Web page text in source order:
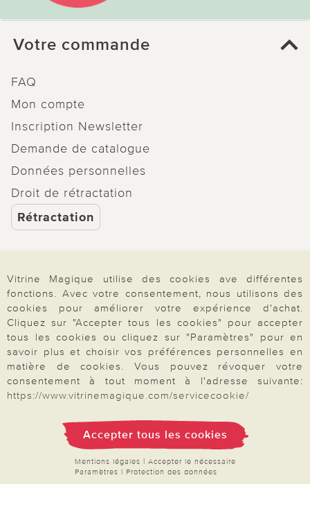
Votre commande
FAQ
Mon compte
Inscription Newsletter
Demande de catalogue
Données personnelles
Droit de rétractation
Rétractation
Paiement & Livraison
À propos de nous
Besoin d'aide?
Mentions légales |CGV|Données & liberté | Vie privée & cookies
Prix en Euro, TVA légale incluse
©2026 Vitrine Magique
Vitrine Magique utilise des cookies ave différentes
fonctions. Avec votre consentement, nous utilisons des
cookies pour améliorer votre expérience d'achat.
Cliquez sur "Accepter tous les cookies" pour accepter
tous les cookies ou cliquez sur "Paramètres" pour en
savoir plus et choisir vos préférences personnelles en
matière de cookies. Vous pouvez révoquer votre
consentement à tout moment à l'adresse suivante:
https://www.vitrinemagique.com/servicecookie/
Accepter tous les cookies
Mentions légales | Accepter le nécessaire
Paramètres | Protection des données